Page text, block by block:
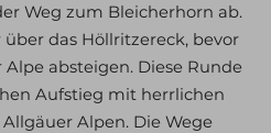
Weg zum Bleicherhorn ab.
das Höllritzereck, bevor
absteigen. Diese Runde
Aufstieg mit herrlichen
Alpen. Die Wege